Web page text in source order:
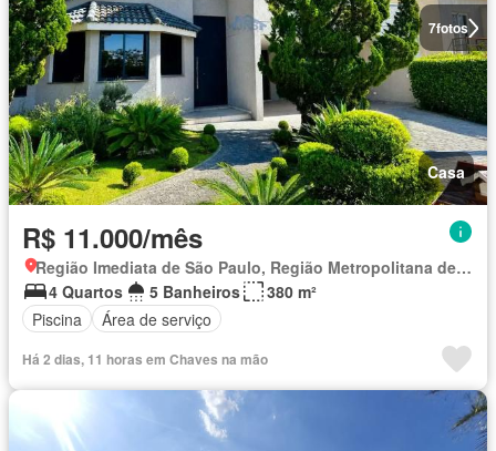
7fotos
Casa
R$ 11.000/mês
Região Imediata de São Paulo, Região Metropolitana de São Paulo
4 Quartos
5 Banheiros
380 m²
Piscina
Área de serviço
Há 2 dias, 11 horas em Chaves na mão